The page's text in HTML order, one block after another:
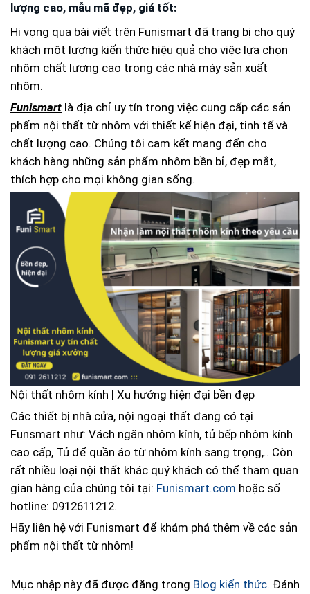
lượng cao, mẫu mã đẹp, giá tốt:
Hi vọng qua bài viết trên Funismart đã trang bị cho quý
khách một lượng kiến thức hiệu quả cho việc lựa chọn
nhôm chất lượng cao trong các nhà máy sản xuất
nhôm.
Funismart là địa chỉ uy tín trong việc cung cấp các sản
phẩm nội thất từ nhôm với thiết kế hiện đại, tinh tế và
chất lượng cao. Chúng tôi cam kết mang đến cho
khách hàng những sản phẩm nhôm bền bỉ, đẹp mắt,
thích hợp cho mọi không gian sống.
Nội thất nhôm kính | Xu hướng hiện đại bền đẹp
Các thiết bị nhà cửa, nội ngoại thất đang có tại
Funsmart như: Vách ngăn nhôm kính, tủ bếp nhôm kính
cao cấp, Tủ để quần áo từ nhôm kính sang trọng,.. Còn
rất nhiều loại nội thất khác quý khách có thể tham quan
gian hàng của chúng tôi tại: Funismart.com hoặc số
hotline: 0912611212.
Hãy liên hệ với Funismart để khám phá thêm về các sản
phẩm nội thất từ nhôm!
Mục nhập này đã được đăng trong Blog kiến thức. Đánh